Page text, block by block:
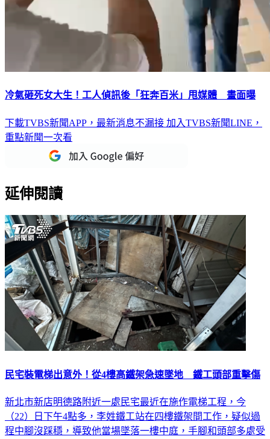
冷氣砸死女大生！工人偵訊後「狂奔百米」甩媒體 畫面曝
下載TVBS新聞APP，最新消息不漏接 加入TVBS新聞LINE，
重點新聞一次看
延伸閱讀
民宅裝電梯出意外！從4樓高鐵架急速墜地 鐵工頭部重擊傷
新北市新店明德路附近一處民宅最近在施作電梯工程，今
（22）日下午4點多，李姓鐵工站在四樓鐵架間工作，疑似過
程中腳沒踩穩，導致他當場墜落一樓中庭，手腳和頭部多處受